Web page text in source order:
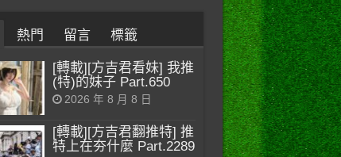
熱門 留言 標籤
[轉載][方吉君看妹] 我推
(特)的妹子 Part.650
2026 年 8 月 8 日
[轉載][方吉君翻推特] 推
特上在夯什麼 Part.2289